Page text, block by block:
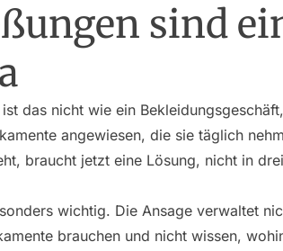
sind
das nicht wie ein
angewiesen, die sie täglich
braucht jetzt eine Lösung, nicht in
wichtig. Die Ansage verwaltet
brauchen und nicht wissen,